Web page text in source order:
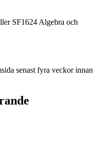
SF1624 Algebra och
senast fyra veckor innan